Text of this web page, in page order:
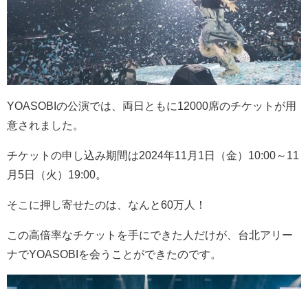
YOASOBI の公演では、両日ともに12000席のチケットが用
意されました。
チケットの申し込み期間は2024年11 月 1 日（金） 10:00～ 11
月 5日（火） 19:00
そこに押し寄せたのは、なんと60万人！
この高倍率なチケットを手にできた人だけが、台北アリー
ナでYOASOBIを会うことができたのです。